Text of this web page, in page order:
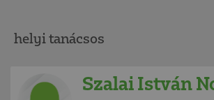
helyi tanácsos
Szalai István